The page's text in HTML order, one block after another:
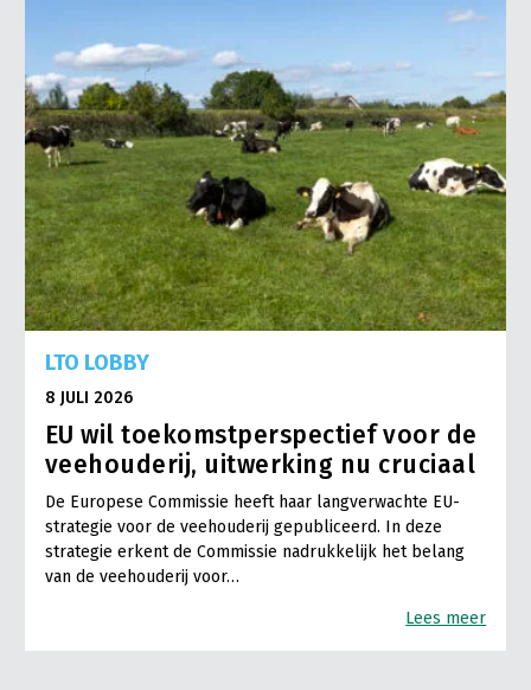
LTO LOBBY
8 JULI 2026
EU wil toekomstperspectief voor de
veehouderij, uitwerking nu cruciaal
De Europese Commissie heeft haar langverwachte EU-
strategie voor de veehouderij gepubliceerd. In deze
strategie erkent de Commissie nadrukkelijk het belang
van de veehouderij voor…
Lees meer